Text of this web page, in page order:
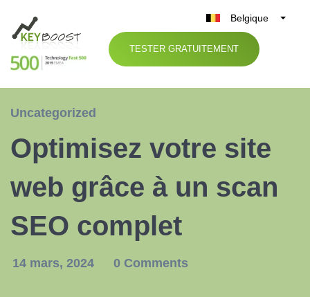
Belgique
België
Nederland
España
TESTER GRATUITEMENT
Uncategorized
Optimisez votre site
web grâce à un scan
SEO complet
14 mars, 2024 0 Comments